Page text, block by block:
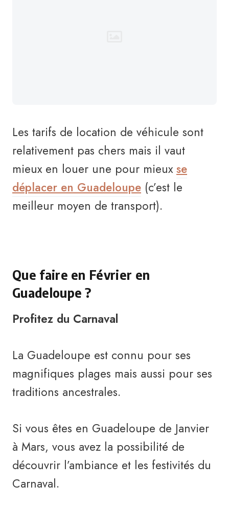
Les tarifs de location de véhicule sont
relativement pas chers mais il vaut
mieux en louer une pour mieuxse
déplacer en Guadeloupe (c’est le
meilleur moyen de transport).
Que faire en Février en
Guadeloupe ?
Profitez du Carnaval
La Guadeloupe est connu pour ses
magnifiques plages mais aussi pour ses
traditions ancestrales.
Si vous êtes en Guadeloupe de Janvier
à Mars, vous avez la possibilité de
découvrir l’ambiance et les festivités du
Carnaval.